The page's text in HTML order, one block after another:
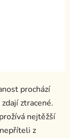
prochází
ztracené.
nejtěžší
z